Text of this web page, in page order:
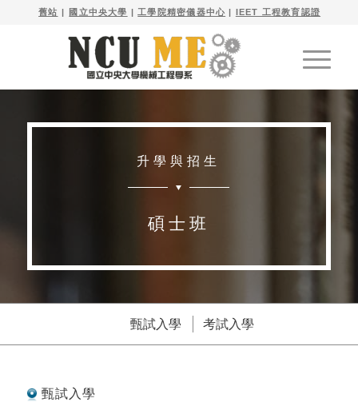
舊站 | 國立中央大學 | 工學院精密儀器中心 | IEET 工程教育認證
升學與招生
碩士班
甄試入學 考試入學
甄試入學